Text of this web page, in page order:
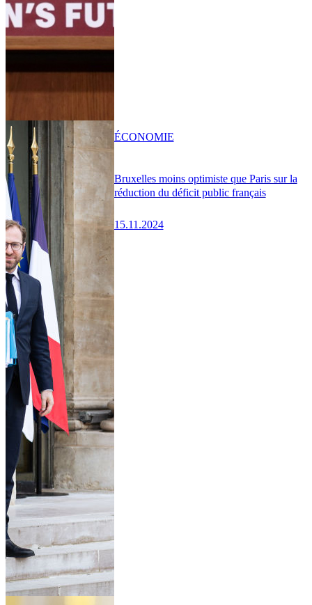
Bruxelles moins optimiste que Paris sur la
réduction du déficit public français
15.11.2024
ÉCONOMIE